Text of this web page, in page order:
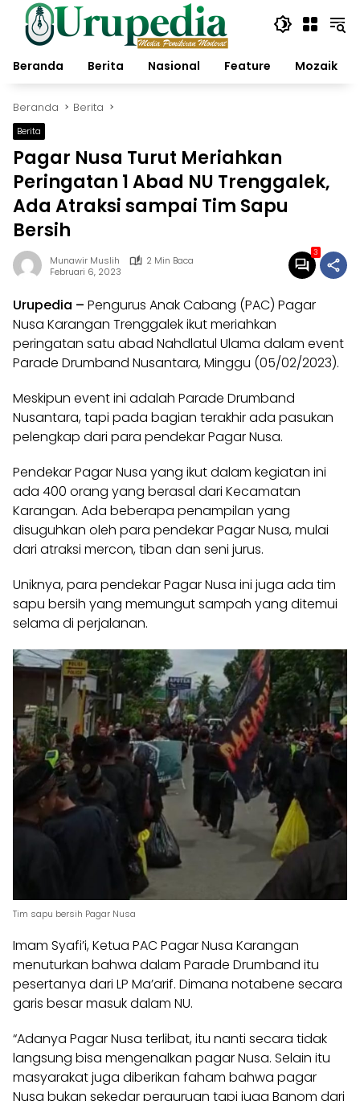
Langsung
konten
Beranda
Berita Nasional Feature Mozaik
Beranda Berita
Berita
Pagar Nusa Turut Meriahkan
Peringatan 1 Abad NU Trenggalek,
Ada Atraksi sampai Tim Sapu
Bersih
Munawir Muslih
2 Min Baca
Februari 6, 2023
3
Urupedia – Pengurus Anak Cabang (PAC) Pagar
Nusa Karangan Trenggalekikut meriahkan
peringatan satu abad Nahdlatul Ulama dalam event
Parade Drumband Nusantara, Minggu (05/02/2023).
Meskipun event ini adalah Parade Drumband
Nusantara, tapi pada bagian terakhir ada pasukan
pelengkap dari para pendekar Pagar Nusa.
PendekarPagar Nusa yang ikut dalam kegiatan ini
ada 400 orang yang berasal dari Kecamatan
Karangan. Ada beberapa penampilan yang
disuguhkan oleh para pendekar Pagar Nusa, mulai
dari atraksi mercon, tiban dan seni jurus.
Uniknya, para pendekar Pagar Nusa ini juga ada tim
sapu bersih yang memungut sampah yang ditemui
selama di perjalanan.
Tim sapu bersih Pagar Nusa
Imam Syafi’i, Ketua PAC Pagar Nusa Karangan
menuturkan bahwa dalam Parade Drumband itu
pesertanya dari LP Ma’arif. Dimana notabene secara
garis besar masuk dalam NU.
“Adanya Pagar Nusa terlibat, itu nanti secara tidak
langsung bisa mengenalkan pagar Nusa. Selain itu
masyarakat juga diberikan faham bahwa pagar
Nusa bukan sekedar perguruan tapi juga Banom dari